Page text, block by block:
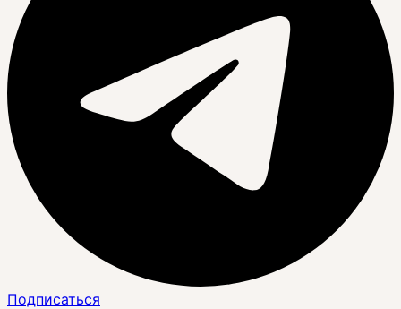
Подписаться